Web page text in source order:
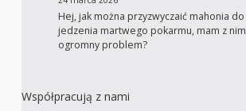
Hej, jak można przyzwyczaić mahonia do
jedzenia martwego pokarmu, mam z nim
ogromny problem?
Współpracują z nami